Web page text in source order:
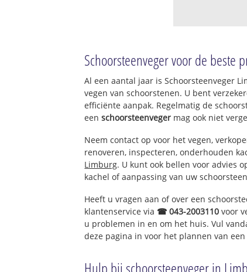
Heijenrade
Beutenaken
Schilberg-
Schoorsteenveger voor de beste
Al een aantal jaar is Schoorsteenveger
vegen van schoorstenen. U bent
efficiënte aanpak. Regelmatig de
eenschoorsteenveger mag ook niet
Neem contact op voor het vegen,
renoveren, inspecteren, onderhouden
Limburg. U kunt ook bellen voor advies
kachel of aanpassing van uw
Heeft u vragen aan of over een
klantenservice via ☎ 043-2003110 voor
u problemen in en om het huis. Vul
deze pagina in voor het plannen van
Hulp bij schoorsteenveger in